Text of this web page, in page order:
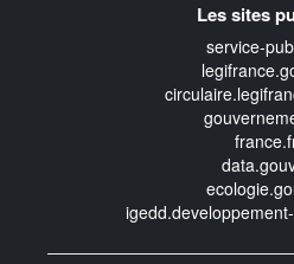
Les sites
service-